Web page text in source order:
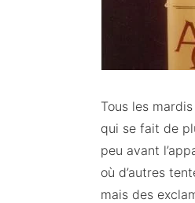
Tous les
qui se fait de
peu avant
où d’autres
mais des